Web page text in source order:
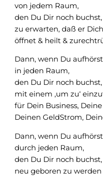
von jedem Raum,
den Du Dir noch buchst,
zu erwarten, daß er Dich
öffnet & heilt &
Dann, wenn Du
in jeden Raum,
den Du Dir noch buchst,
mit einem ‚um zu‘
für Dein Business,
Deinen GeldStrom,
Dann, wenn Du
durch jeden Raum,
den Du Dir noch buchst,
neu geboren zu werden